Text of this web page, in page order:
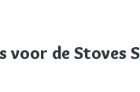
voor de Stoves